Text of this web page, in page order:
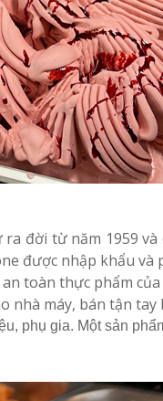
đời từ năm 1959
được nhập khẩu
toàn thực phẩm
nhà máy, bán tận tay
phụ gia. Một sản